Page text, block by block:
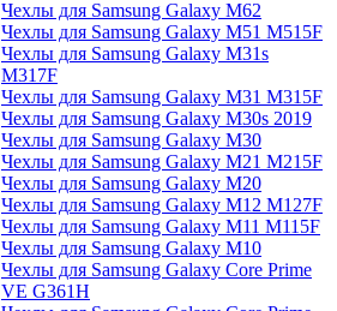
Чехлы для Samsung Galaxy M62
Чехлы для Samsung Galaxy M51 M515F
Чехлы для Samsung Galaxy M31s
M317F
Чехлы для Samsung Galaxy M31 M315F
Чехлы для Samsung Galaxy M30s 2019
Чехлы для Samsung Galaxy M30
Чехлы для Samsung Galaxy M21 M215F
Чехлы для Samsung Galaxy M20
Чехлы для Samsung Galaxy M12 M127F
Чехлы для Samsung Galaxy M11 M115F
Чехлы для Samsung Galaxy M10
Чехлы для Samsung Galaxy Core Prime
VE G361H